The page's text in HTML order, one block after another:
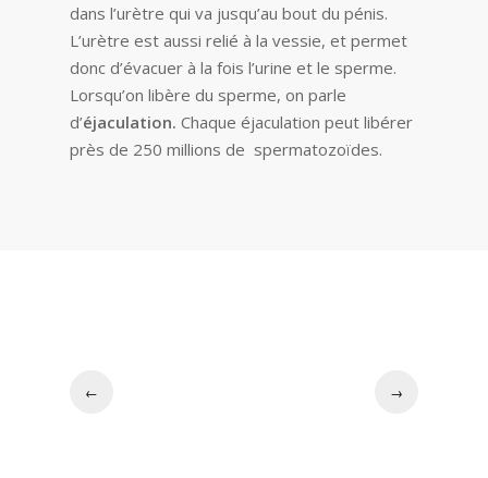
dans l’urètre qui va jusqu’au bout du pénis.
L’urètre est aussi relié à la vessie, et permet
donc d’évacuer à la fois l’urine et le sperme.
Lorsqu’on libère du sperme, on parle
d’éjaculation. Chaque éjaculation peut libérer
près de 250 millions de spermatozoïdes.
← →